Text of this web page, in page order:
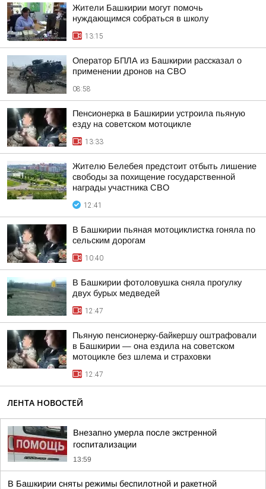
Жители Башкирии могут помочь
нуждающимся собраться в школу
13:15
Оператор БПЛА из Башкирии рассказал о
применении дронов на СВО
08:58
Пенсионерка в Башкирии устроила пьяную
езду на советском мотоцикле
13:33
Жителю Белебея предстоит отбыть лишение
свободы за похищение государственной
награды участника СВО
12:41
В Башкирии пьяная мотоциклистка гоняла по
сельским дорогам
10:40
В Башкирии фотоловушка сняла прогулку
двух бурых медведей
12:47
Пьяную пенсионерку-байкершу оштрафовали
в Башкирии — она ездила на советском
мотоцикле без шлема и страховки
12:47
ЛЕНТА НОВОСТЕЙ
Внезапно умерла после экстренной
госпитализации
13:59
В Башкирии сняты режимы беспилотной и ракетной